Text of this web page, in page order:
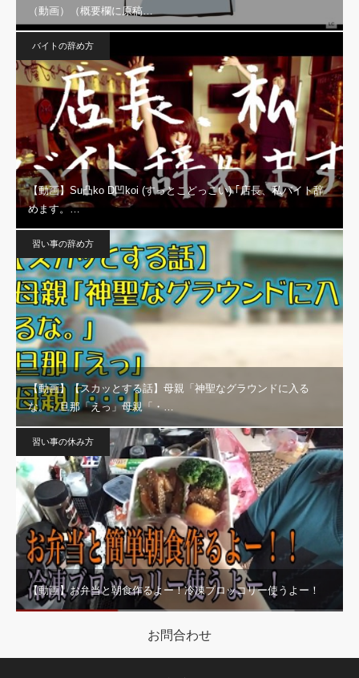
（動画）（概要欄に原稿…
バイトの辞め方
【動画】Su凸ko D凹koi (すっとこどっこい) ｢店長、私バイト辞
めます。…
習い事の辞め方
【動画】【スカッとする話】母親「神聖なグラウンドに入る
な。」旦那「えっ」母親「・…
習い事の休み方
【動画】お弁当と朝食作るよー！冷凍ブロッコリー使うよー！
お問合わせ